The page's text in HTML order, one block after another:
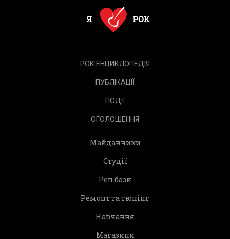
РОК.ЕНЦИКЛОПЕДІЯ
ПУБЛІКАЦІЇ
ПОДІЇ
ОГОЛОШЕННЯ
Майданчики
Студії
Реп.бази
Ремонт та тюнінг
Навчання
Магазини